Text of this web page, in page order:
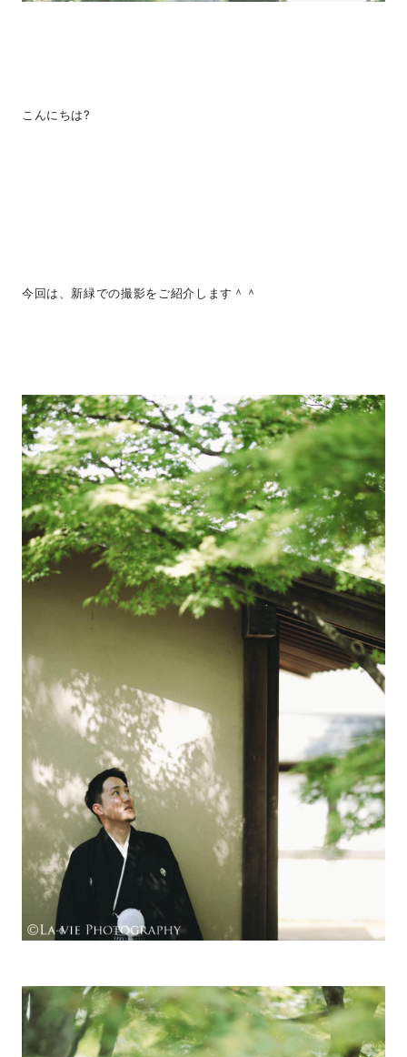
こんにちは?
今回は、新緑での撮影をご紹介します＾＾